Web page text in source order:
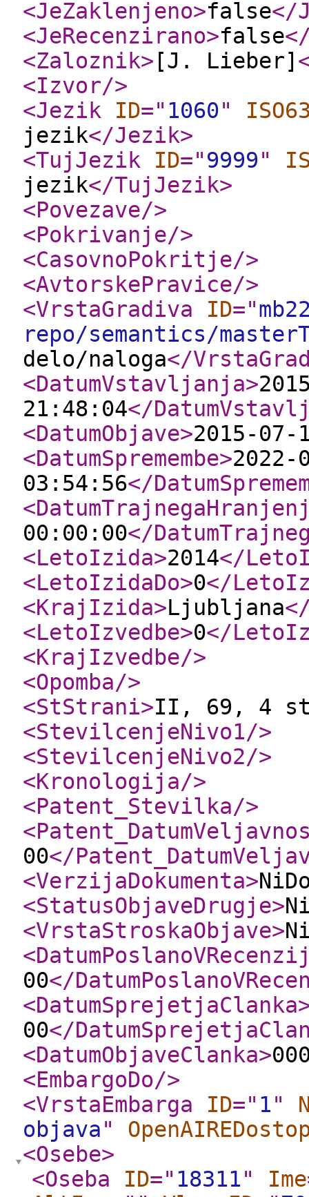
<JeZaklenjeno>false</
<JeRecenzirano>false
<Zaloznik> [J. Lieber]
<Izvor/>
<Jezik
ID=" 1060"
jezik</Jezik>
<TujJezik
ID="9999"
jezik</TujJezik>
<Povezave/>
<Pokrivanje/>
<CasovnoPokritje/>
<AvtorskePravice/>
<VrstaGradiva
ID="
repo/semantics/
delo/naloga</
<DatumVstavljanja>
21:48:04</
<DatumObjave>2015-07-
<DatumSpremembe>2022-
03:54:56</
00:00:00</
<LetoIzida>2014</
<LetoIzidaDo>0</
<KrajIzida>Ljubljana
<LetoIzvedbe>0</
<KrajIzvedbe/>
<Opomba/>
<StStrani>II, 69, 4
<StevilcenjeNivo1/>
<StevilcenjeNivo2/>
<Kronologija/>
<Patent_Stevilka/>
00</
<VerzijaDokumenta>
<StatusObjaveDrugje>
<VrstaStroskaObjave>
00</
<DatumSprejetjaClanka
00</
<DatumObjaveClanka>
<EmbargoDo/>
<VrstaEmbarga
ID=" 1"
objava"
<Osebe>
<Oseba
ID=" 18311" Ime